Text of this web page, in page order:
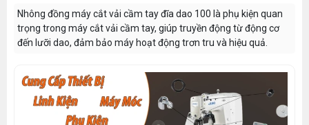
Nhông đồng máy cắt vải cầm tay đĩa dao 100 là phụ kiện quan
trọng trong máy cắt vải cầm tay, giúp truyền động từ động cơ
đến lưỡi dao, đảm bảo máy hoạt động trơn tru và hiệu quả.